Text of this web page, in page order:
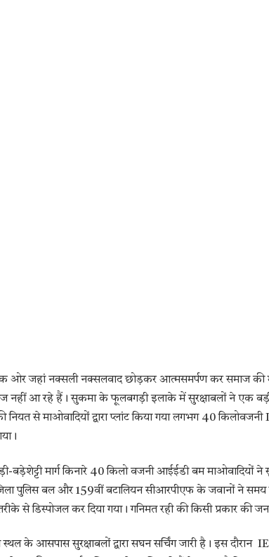
ओर जहां नक्सली नक्सलवाद छोड़कर आत्मसमर्पण कर समाज की
नहीं आ रहे हैं। सुकमा के फूलबगड़ी इलाके में सुरक्षाबलों ने एक
नियत से माओवादियों द्वारा प्लांट किया गया लगभग 40 किलोवजनी
मार्ग किनारे 40 किलो वजनी आईईडी बम माओवादियों ने
पुलिस बल और 159वीं बटालियन सीआरपीएफ के जवानों ने
से डिस्पोजल कर दिया गया। गनिमत रही की किसी प्रकार की जन
के आसपास सुरक्षाबलों द्वारा सघन सर्चिंग जारी है। इस दौरान